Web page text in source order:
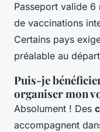
Passeport valide
de vaccinations
Certains pays
préalable au
Puis-je
organiser mon
Absolument ! Des
accompagnent